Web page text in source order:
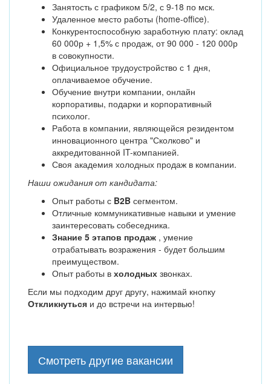
Занятость с графиком 5/2, с 9-18 по мск.
Удаленное место работы (home-office).
Конкурентоспособную заработную плату: оклад
60 000р + 1,5% с продаж, от 90 000 - 120 000р
в совокупности.
Официальное трудоустройство с 1 дня,
оплачиваемое обучение.
Обучение внутри компании, онлайн
корпоративы, подарки и корпоративный
психолог.
Работа в компании, являющейся резидентом
инновационного центра "Сколково" и
аккредитованной IT-компанией.
Своя академия холодных продаж в компании.
Наши ожидания от кандидата:
Опыт работы с B2B сегментом.
Отличные коммуникативные навыки и умение
заинтересовать собеседника.
Знание 5 этапов продаж , умение
отрабатывать возражения - будет большим
преимуществом.
Опыт работы в холодных звонках.
Если мы подходим друг другу, нажимай кнопку
Откликнуться и до встречи на интервью!
Смотреть другие вакансии